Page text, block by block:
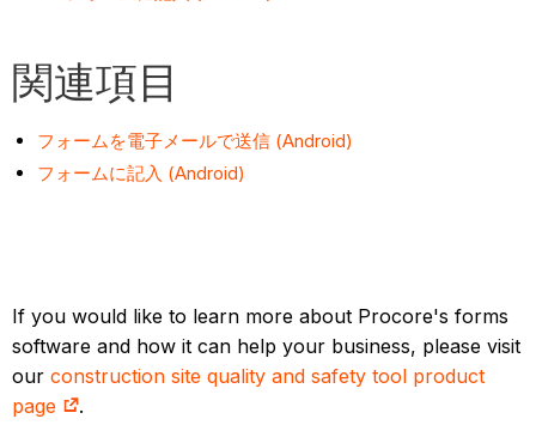
関連項目
フォームを電子メールで送信 (Android)
フォームに記入 (Android)
If you would like to learn more about Procore's forms
software and how it can help your business, please visit
ourconstruction site quality and safety tool product
page
.